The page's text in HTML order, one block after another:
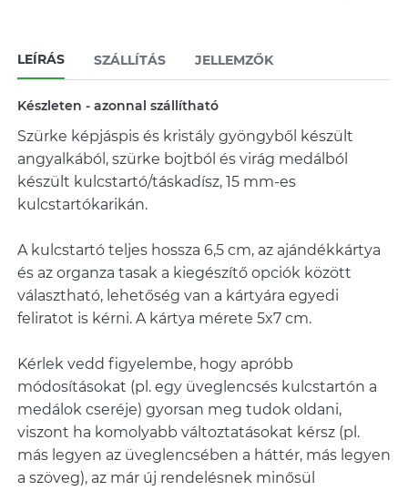
LEÍRÁS SZÁLLÍTÁS JELLEMZŐK
Készleten - azonnal szállítható
Szürke képjáspis és kristály gyöngyből készült
angyalkából, szürke bojtból és virág medálból
készült kulcstartó/táskadísz, 15 mm-es
kulcstartókarikán.
A kulcstartó teljes hossza 6,5 cm, az ajándékkártya
és az organza tasak a kiegészítő opciók között
választható, lehetőség van a kártyára egyedi
feliratot is kérni. A kártya mérete 5x7 cm.
Kérlek vedd figyelembe, hogy apróbb
módosításokat (pl. egy üveglencsés kulcstartón a
medálok cseréje) gyorsan meg tudok oldani,
viszont ha komolyabb változtatásokat kérsz (pl.
más legyen az üveglencsében a háttér, más legyen
a szöveg), az már új rendelésnek minősül